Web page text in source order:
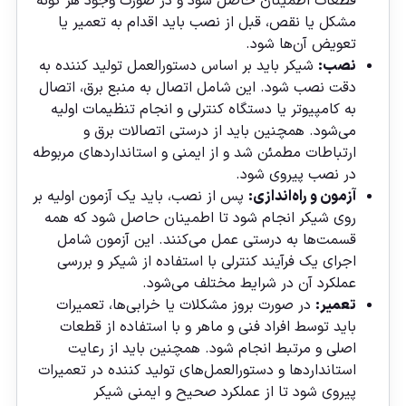
مشکل یا نقص، قبل از نصب باید اقدام به تعمیر یا
تعویض آن‌ها شود.
نصب: شیکر باید بر اساس دستورالعمل تولید کننده به
دقت نصب شود. این شامل اتصال به منبع برق، اتصال
به کامپیوتر یا دستگاه کنترلی و انجام تنظیمات اولیه
می‌شود. همچنین باید از درستی اتصالات برق و
ارتباطات مطمئن شد و از ایمنی و استانداردهای مربوطه
در نصب پیروی شود.
آزمون و راه‌اندازی: پس از نصب، باید یک آزمون اولیه بر
روی شیکر انجام شود تا اطمینان حاصل شود که همه
قسمت‌ها به درستی عمل می‌کنند. این آزمون شامل
اجرای یک فرآیند کنترلی با استفاده از شیکر و بررسی
عملکرد آن در شرایط مختلف می‌شود.
تعمیر: در صورت بروز مشکلات یا خرابی‌ها، تعمیرات
باید توسط افراد فنی و ماهر و با استفاده از قطعات
اصلی و مرتبط انجام شود. همچنین باید از رعایت
استانداردها و دستورالعمل‌های تولید کننده در تعمیرات
پیروی شود تا از عملکرد صحیح و ایمنی شیکر